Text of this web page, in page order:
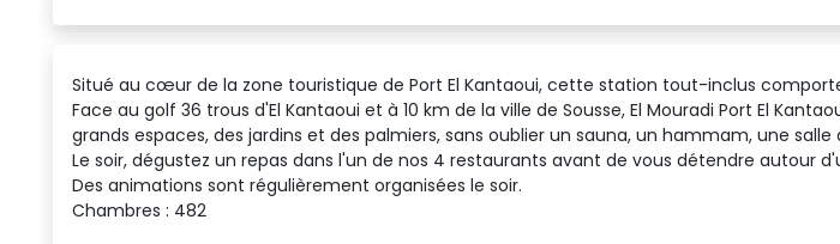
Situé au cœur de la zone touristique de Port El Kantaoui, cette station tout-inclus
Face au golf 36 trous d'El Kantaoui et à 10 km de la ville de Sousse, El Mouradi Port El
grands espaces, des jardins et des palmiers, sans oublier un sauna, un hammam, une
Le soir, dégustez un repas dans l'un de nos 4 restaurants avant de vous détendre autour
Des animations sont régulièrement organisées le soir.
Chambres : 482